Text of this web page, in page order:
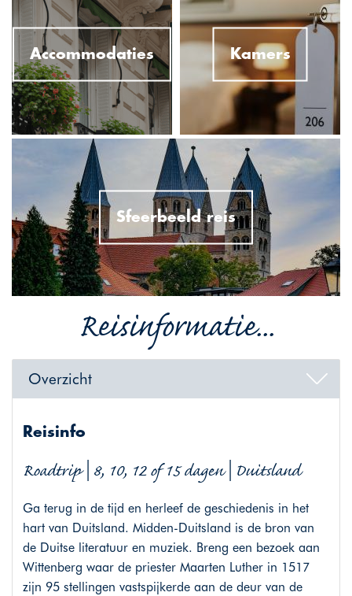
Accommodaties Kamers
Sfeerbeeld reis
Reisinformatie...
Overzicht
Reisinfo
Roadtrip | 8, 10, 12 of 15 dagen | Duitsland
Ga terug in de tijd en herleef de geschiedenis in het
hart van Duitsland. Midden-Duitsland is de bron van
de Duitse literatuur en muziek. Breng een bezoek aan
Wittenberg waar de priester Maarten Luther in 1517
zijn 95 stellingen vastspijkerde aan de deur van de